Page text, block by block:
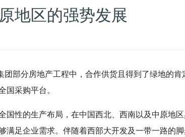
地区的强势发展
部分房地产工程中，合作供货且得到了绿地的肯
国采购平台。
国性的生产布局，在中国西北、西南以及中原地
满足企业需求。伴随着西部大开发及一带一路的